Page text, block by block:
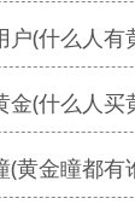
户(什么人有
金(什么人买
(黄金瞳都有